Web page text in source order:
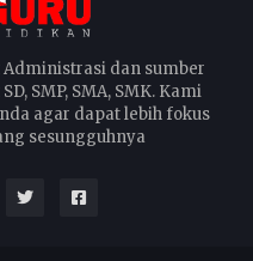
dan sumber
SMP, SMA, SMK. Kami
agar dapat lebih fokus
sesungguhnya